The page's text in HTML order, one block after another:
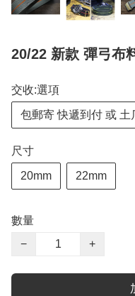
20/22 新款 彈弓布
交收:選項
包郵寄 快遞到付 或 土
尺寸
20mm 22mm
數量
−
+